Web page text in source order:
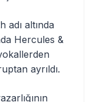
adı altında
Hercules &
ayrıldı.